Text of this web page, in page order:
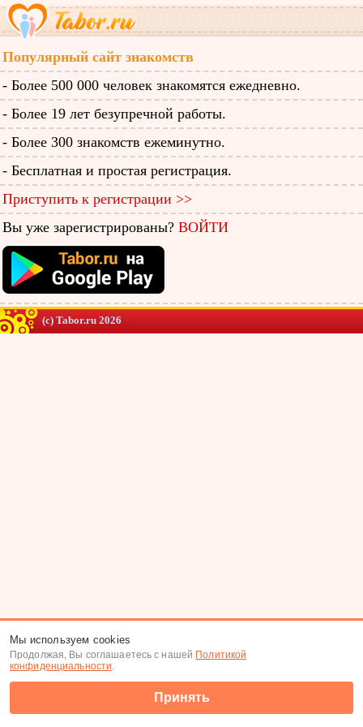
Популярный сайт знакомств
- Более 500 000 человек знакомятся ежедневно.
- Более 19 лет безупречной работы.
- Более 300 знакомств ежеминутно.
- Бесплатная и простая регистрация.
Приступить к регистрации >>
Вы уже зарегистрированы? ВОЙТИ
(c) Tabor.ru 2026
Мы используем cookies
Продолжая, Вы соглашаетесь с нашей Политикой
конфиденциальности.
Принять